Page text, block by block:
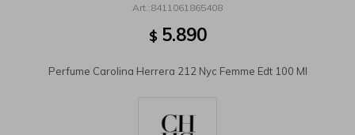
8411061865408
$ 5.890
Perfume Carolina Herrera 212 Nyc Femme Edt 100 Ml